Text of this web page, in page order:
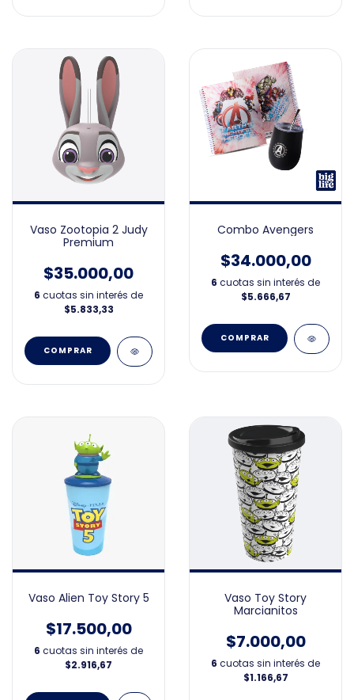
Vaso Zootopia 2 Judy
Premium
$35.000,00
6 cuotas sin interés de
$5.833,33
Combo Avengers
$34.000,00
6 cuotas sin interés de
$5.666,67
Vaso Alien Toy Story 5
$17.500,00
6 cuotas sin interés de
$2.916,67
Vaso Toy Story
Marcianitos
$7.000,00
6 cuotas sin interés de
$1.166,67